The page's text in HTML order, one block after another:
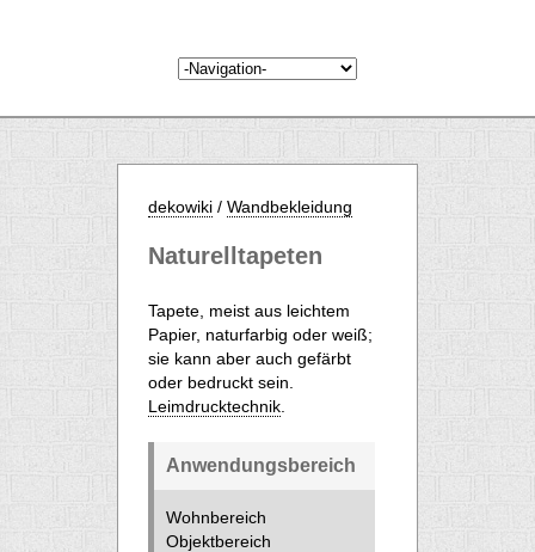
dekowiki / Wandbekleidung
Naturelltapeten
Tapete, meist aus leichtem
Papier, naturfarbig oder weiß;
sie kann aber auch gefärbt
oder bedruckt sein.
Leimdrucktechnik
Anwendungsbereich
Wohnbereich
Objektbereich